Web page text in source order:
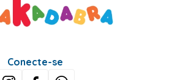
Conecte-se